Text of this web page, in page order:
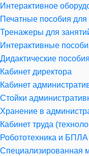
Интерактивное
Печатные пособия для
Тренажеры для
Интерактивные
Дидактические
Кабинет директора
Кабинет
Стойки
Хранение в
Кабинет труда
Робототехника и БПЛА
Специализированная